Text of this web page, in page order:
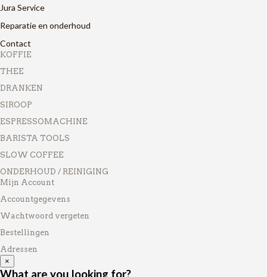
Jura Service
Reparatie en onderhoud
Contact
KOFFIE
THEE
DRANKEN
SIROOP
ESPRESSOMACHINE
BARISTA TOOLS
SLOW COFFEE
ONDERHOUD / REINIGING
Mijn Account
Accountgegevens
Wachtwoord vergeten
Bestellingen
Adressen
×
What are you looking for?